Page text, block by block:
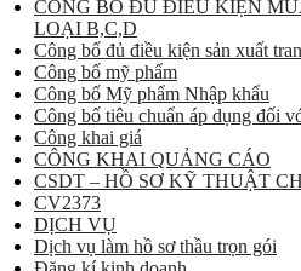
CÔNG BỐ ĐỦ ĐIỀU KIỆN
LOẠI B,C,D
Công bố đủ điều kiện sản xuất
Công bố mỹ phẩm
Công bố Mỹ phẩm Nhập khẩu
Công bố tiêu chuẩn áp dụng đối
Công khai giá
CÔNG KHAI QUẢNG CÁO
CSDT – HỒ SƠ KỸ THUẬT
CV2373
DỊCH VỤ
Dịch vụ làm hồ sơ thầu trọn gói